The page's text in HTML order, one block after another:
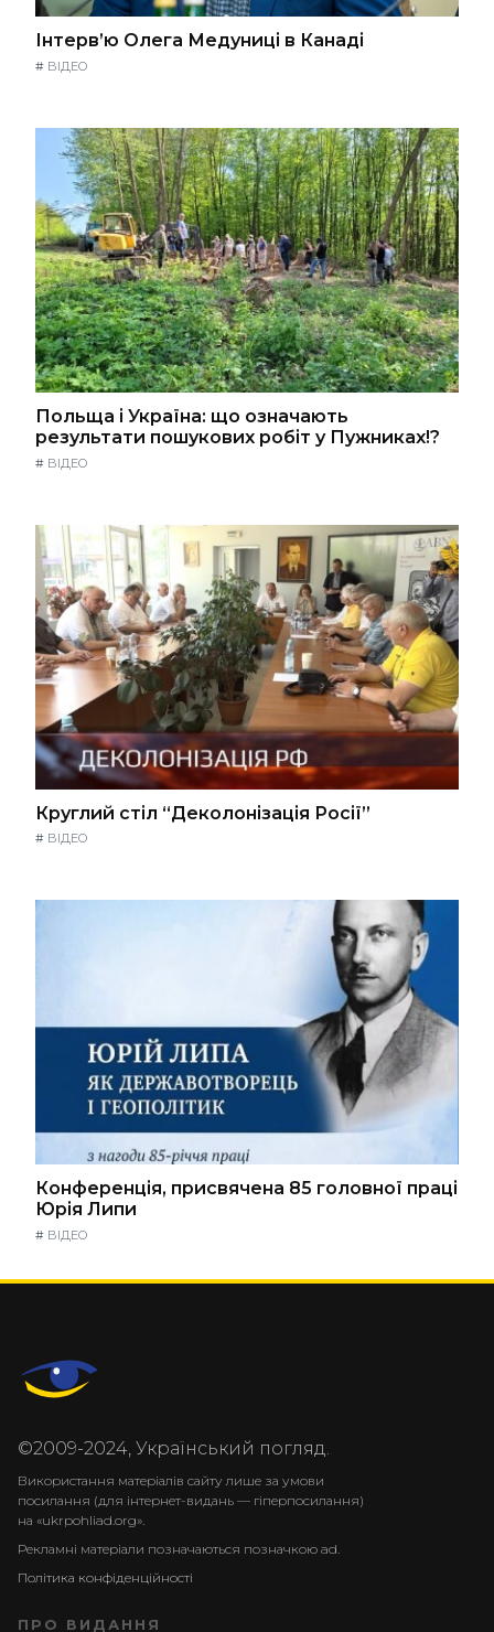
Інтерв’ю Олега Медуниці в Канаді
# ВІДЕО
Польща і Україна: що означають
результати пошукових робіт у Пужниках!?
# ВІДЕО
Круглий стіл “Деколонізація Росії”
# ВІДЕО
Конференція, присвячена 85 головної праці
Юрія Липи
# ВІДЕО
©2009-2024, Український погляд.
Використання матеріалів сайту лише за умови
посилання (для інтернет-видань — гіперпосилання)
на «ukrpohliad.org».
Рекламні матеріали позначаються позначкою ad.
Політика конфіденційності
ПРО ВИДАННЯ